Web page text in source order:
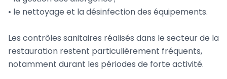
• le nettoyage et la désinfection des équipements.
Les contrôles sanitaires réalisés dans le secteur de la
restauration restent particulièrement fréquents,
notamment durant les périodes de forte activité.